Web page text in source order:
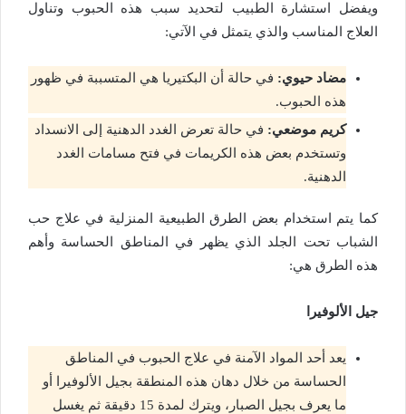
ويفضل استشارة الطبيب لتحديد سبب هذه الحبوب وتناول
العلاج المناسب والذي يتمثل في الآتي:
مضاد حيوي: في حالة أن البكتيريا هي المتسببة في ظهور
هذه الحبوب.
كريم موضعي: في حالة تعرض الغدد الدهنية إلى الانسداد
وتستخدم بعض هذه الكريمات في فتح مسامات الغدد
الدهنية.
كما يتم استخدام بعض الطرق الطبيعية المنزلية في علاج حب
الشباب تحت الجلد الذي يظهر في المناطق الحساسة وأهم
هذه الطرق هي:
جيل الألوفيرا
يعد أحد المواد الآمنة في علاج الحبوب في المناطق
الحساسة من خلال دهان هذه المنطقة بجيل الألوفيرا أو
ما يعرف بجيل الصبار، ويترك لمدة 15 دقيقة ثم يغسل